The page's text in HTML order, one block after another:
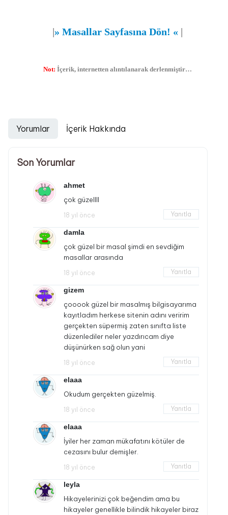
|» Masallar Sayfasına Dön! « |
Not: İçerik, internetten alıntılanarak derlenmiştir…
Yorumlar İçerik Hakkında
Son Yorumlar
ahmet
çok güzellll
18 yıl önce Yanıtla
damla
çok güzel bir masal şimdi en sevdiğim
masallar arasında
18 yıl önce Yanıtla
gizem
çooook güzel bir masalmış bilgisayarıma
kayıtladım herkese sitenin adını veririm
gerçekten süpermiş zaten sınıfta liste
düzenlediler neler yazdırıcam diye
düşünürken sağ olun yani
18 yıl önce Yanıtla
elaaa
Okudum gerçekten güzelmiş.
18 yıl önce Yanıtla
elaaa
İyiler her zaman mükafatını kötüler de
cezasını bulur demişler.
18 yıl önce Yanıtla
leyla
Hikayelerinizi çok beğendim ama bu
hikayeler genellikle bilindik hikayeler biraz